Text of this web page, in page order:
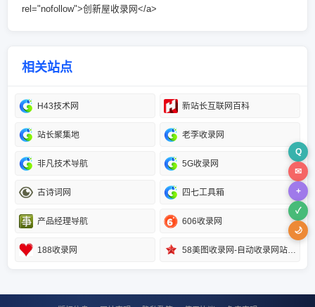
rel="nofollow">创新屋收录网</a>
相关站点
H43技术网 新站长互联网百科
站长聚集地 老李收录网
非凡技术导航 5G收录网
古诗词网 四七工具箱
产品经理导航 606收录网
188收录网
Q
✉
+
✓
🌙